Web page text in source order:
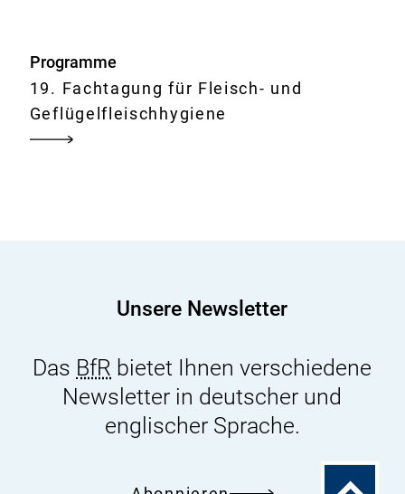
Programme
19. Fachtagung für Fleisch- und
Geflügelfleischhygiene
Unsere Newsletter
Das BfR bietet Ihnen verschiedene
Newsletter in deutscher und
englischer Sprache.
Zum